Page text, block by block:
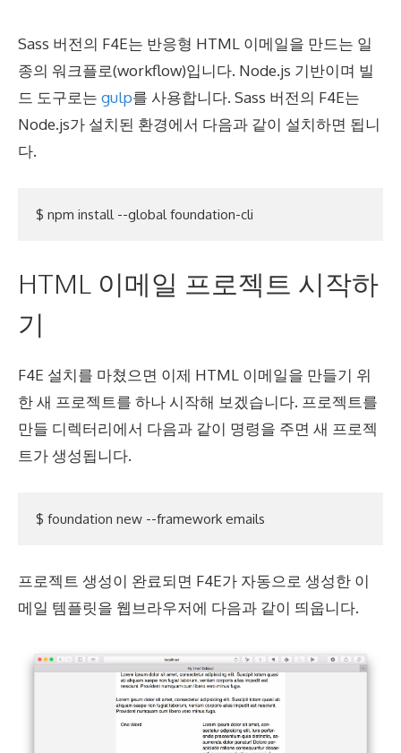
Sass 버전의 F4E는 반응형 HTML 이메일을 만드는 일
종의 워크플로(workflow)입니다. Node.js 기반이며 빌
드 도구로는 gulp를 사용합니다. Sass 버전의 F4E는
Node.js가 설치된 환경에서 다음과 같이 설치하면 됩니
다.
HTML 이메일 프로젝트 시작하
기
F4E 설치를 마쳤으면 이제 HTML 이메일을 만들기 위
한 새 프로젝트를 하나 시작해 보겠습니다. 프로젝트를
만들 디렉터리에서 다음과 같이 명령을 주면 새 프로젝
트가 생성됩니다.
프로젝트 생성이 완료되면 F4E가 자동으로 생성한 이
메일 템플릿을 웹브라우저에 다음과 같이 띄웁니다.